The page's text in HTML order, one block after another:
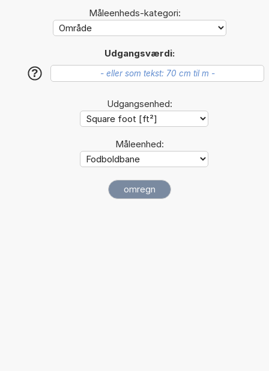
Måleenheds-kategori:
Udgangsværdi:
?
Udgangsenhed:
Måleenhed: